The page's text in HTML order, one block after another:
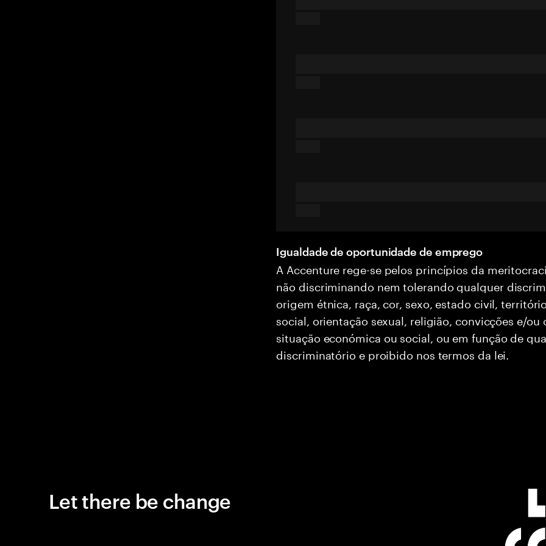
Igualdade de oportunidade de emprego
A Accenture rege-se pelos princípios da
não discriminando nem tolerando qualquer
origem étnica, raça, cor, sexo, estado civil,
social, orientação sexual, religião, convicções e/
situação económica ou social, ou em função de
discriminatório e proibido nos termos da lei.
Let there be change